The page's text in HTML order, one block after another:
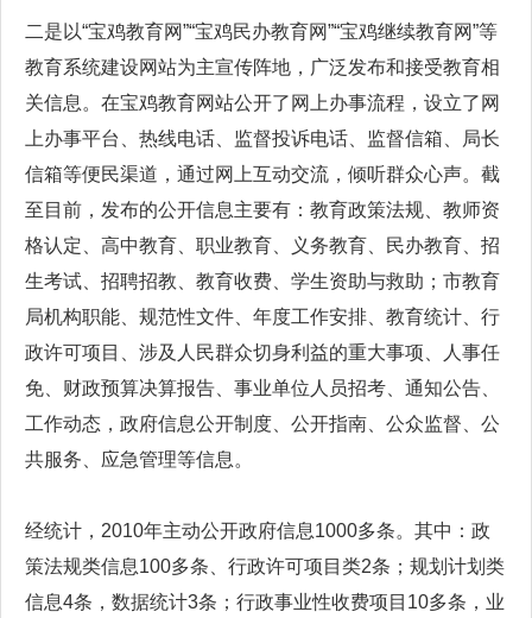
二是以“宝鸡教育网”“宝鸡民办教育网”“宝鸡继续教育网”等
教育系统建设网站为主宣传阵地，广泛发布和接受教育相
关信息。在宝鸡教育网站公开了网上办事流程，设立了网
上办事平台、热线电话、监督投诉电话、监督信箱、局长
信箱等便民渠道，通过网上互动交流，倾听群众心声。截
至目前，发布的公开信息主要有：教育政策法规、教师资
格认定、高中教育、职业教育、义务教育、民办教育、招
生考试、招聘招教、教育收费、学生资助与救助；市教育
局机构职能、规范性文件、年度工作安排、教育统计、行
政许可项目、涉及人民群众切身利益的重大事项、人事任
免、财政预算决算报告、事业单位人员招考、通知公告、
工作动态，政府信息公开制度、公开指南、公众监督、公
共服务、应急管理等信息。
经统计，2010年主动公开政府信息1000多条。其中：政
策法规类信息100多条、行政许可项目类2条；规划计划类
信息4条，数据统计3条；行政事业性收费项目10多条，业